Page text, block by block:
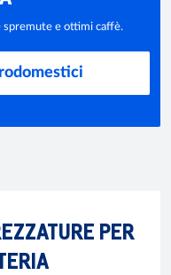
spremute e ottimi caffè.
PER